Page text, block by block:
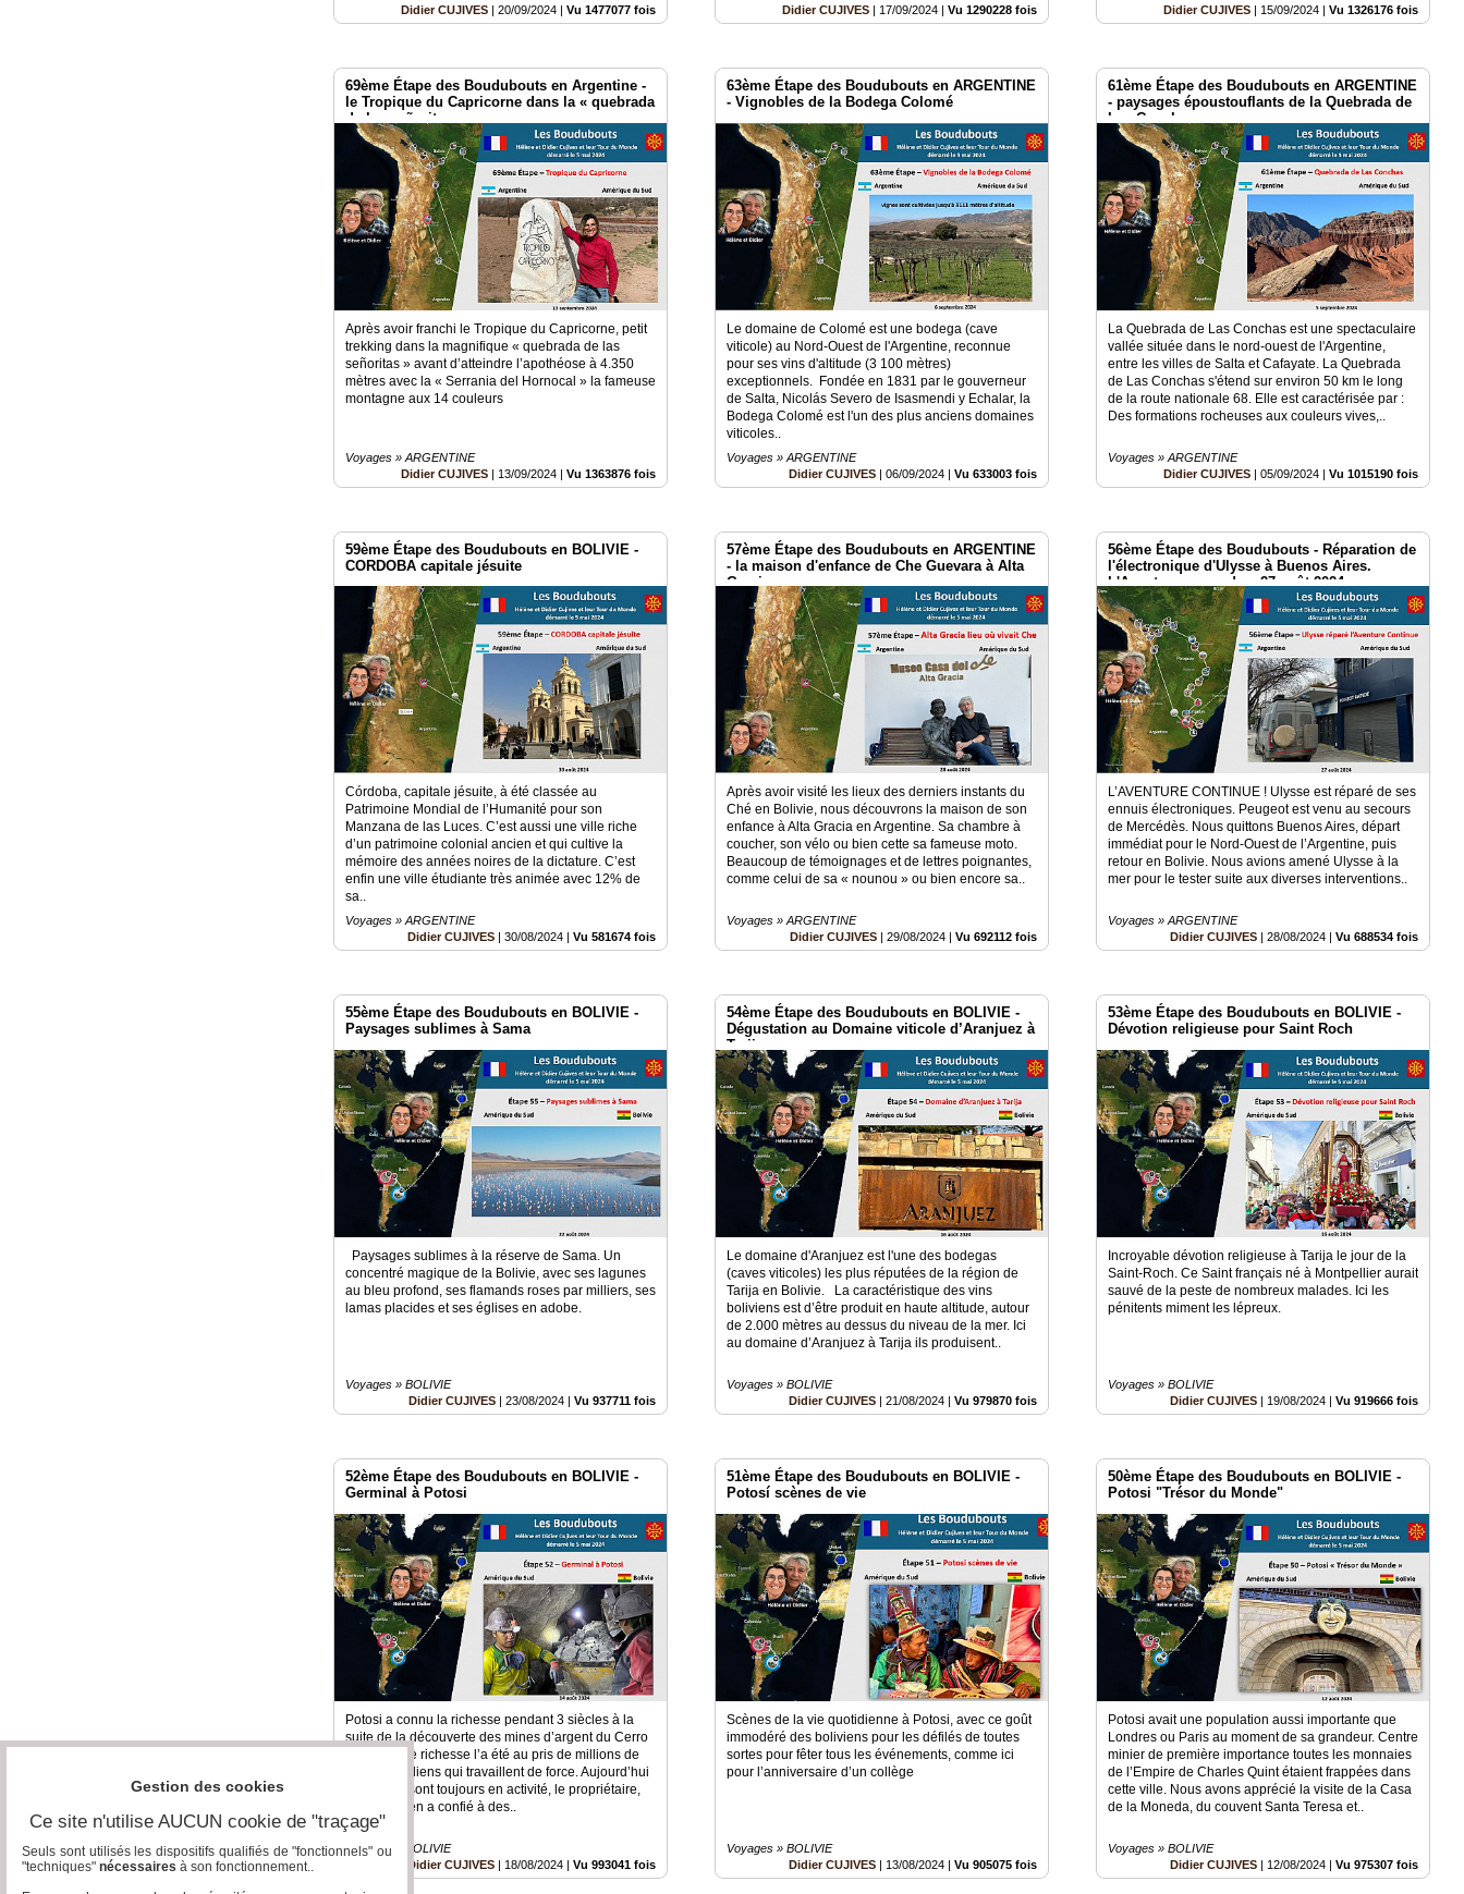
Didier CUJIVES |20/09/2024 |Vu 1477077 fois
Didier CUJIVES
17/09/2024 |Vu 1290228 fois
Didier CUJIVES
15/09/2024 |Vu 1326176 fois
69ème Étape des Boudubouts en Argentine -
le Tropique du Capricorne dans la « quebrada
de las señoritas »
Après avoir franchi le Tropique du Capricorne, petit
trekking dans la magnifique « quebrada de las
señoritas » avant d’atteindre l’apothéose à 4.350
mètres avec la « Serrania del Hornocal » la fameuse
montagne aux 14 couleurs
Voyages » ARGENTINE
Didier CUJIVES | 13/09/2024 |Vu 1363876 fois
63ème Étape des Boudubouts en ARGENTINE
- Vignobles de la Bodega Colomé
Le domaine de Colomé est une bodega (cave
viticole) au Nord-Ouest de l'Argentine, reconnue
pour ses vins d'altitude (3 100 mètres)
exceptionnels. Fondée en 1831 par le gouverneur
de Salta, Nicolás Severo de Isasmendi y Echalar, la
Bodega Colomé est l'un des plus anciens domaines
viticoles..
Voyages » ARGENTINE
Didier CUJIVES |06/09/2024 |Vu 633003 fois
61ème Étape des Boudubouts en ARGENTINE
- paysages époustouflants de la Quebrada de
Las Conchas
La Quebrada de Las Conchas est une spectaculaire
vallée située dans le nord-ouest de l'Argentine,
entre les villes de Salta et Cafayate. La Quebrada
de Las Conchas s'étend sur environ 50 km le long
de la route nationale 68. Elle est caractérisée par :
Des formations rocheuses aux couleurs vives,..
Voyages » ARGENTINE
Didier CUJIVES |05/09/2024 |Vu 1015190 fois
59ème Étape des Boudubouts en BOLIVIE -
CORDOBA capitale jésuite
Córdoba, capitale jésuite, à été classée au
Patrimoine Mondial de l’Humanité pour son
Manzana de las Luces. C’est aussi une ville riche
d’un patrimoine colonial ancien et qui cultive la
mémoire des années noires de la dictature. C’est
enfin une ville étudiante très animée avec 12% de
sa..
Voyages » ARGENTINE
Didier CUJIVES |30/08/2024 |Vu 581674 fois
57ème Étape des Boudubouts en ARGENTINE
- la maison d'enfance de Che Guevara à Alta
Gracia
Après avoir visité les lieux des derniers instants du
Ché en Bolivie, nous découvrons la maison de son
enfance à Alta Gracia en Argentine. Sa chambre à
coucher, son vélo ou bien cette sa fameuse moto.
Beaucoup de témoignages et de lettres poignantes,
comme celui de sa « nounou » ou bien encore sa..
Voyages » ARGENTINE
Didier CUJIVES |29/08/2024 |Vu 692112 fois
56ème Étape des Boudubouts - Réparation de
l'électronique d'Ulysse à Buenos Aires.
L'Aventure reprend ce 27 août 2024
L’AVENTURE CONTINUE ! Ulysse est réparé de ses
ennuis électroniques. Peugeot est venu au secours
de Mercédès. Nous quittons Buenos Aires, départ
immédiat pour le Nord-Ouest de l’Argentine, puis
retour en Bolivie. Nous avions amené Ulysse à la
mer pour le tester suite aux diverses interventions..
Voyages » ARGENTINE
Didier CUJIVES |28/08/2024 |Vu 688534 fois
55ème Étape des Boudubouts en BOLIVIE -
Paysages sublimes à Sama
Paysages sublimes à la réserve de Sama. Un
concentré magique de la Bolivie, avec ses lagunes
au bleu profond, ses flamands roses par milliers, ses
lamas placides et ses églises en adobe.
Voyages » BOLIVIE
Didier CUJIVES |23/08/2024 |Vu 937711 fois
54ème Étape des Boudubouts en BOLIVIE -
Dégustation au Domaine viticole d’Aranjuez à
Tarija
Le domaine d'Aranjuez est l'une des bodegas
(caves viticoles) les plus réputées de la région de
Tarija en Bolivie. La caractéristique des vins
boliviens est d’être produit en haute altitude, autour
de 2.000 mètres au dessus du niveau de la mer. Ici
au domaine d’Aranjuez à Tarija ils produisent..
Voyages » BOLIVIE
Didier CUJIVES |21/08/2024 |Vu 979870 fois
53ème Étape des Boudubouts en BOLIVIE -
Dévotion religieuse pour Saint Roch
Incroyable dévotion religieuse à Tarija le jour de la
Saint-Roch. Ce Saint français né à Montpellier aurait
sauvé de la peste de nombreux malades. Ici les
pénitents miment les lépreux.
Voyages » BOLIVIE
Didier CUJIVES | 19/08/2024 |Vu 919666 fois
52ème Étape des Boudubouts en BOLIVIE -
Germinal à Potosi
Potosi a connu la richesse pendant 3 siècles à la
suite de la découverte des mines d’argent du Cerro
Rico. Cette richesse l’a été au pris de millions de
vies des indiens qui travaillent de force. Aujourd’hui
ces mines sont toujours en activité, le propriétaire,
l’état bolivien a confié à des..
Voyages » BOLIVIE
Didier CUJIVES | 18/08/2024 |Vu 993041 fois
51ème Étape des Boudubouts en BOLIVIE -
Potosí scènes de vie
Scènes de la vie quotidienne à Potosi, avec ce goût
immodéré des boliviens pour les défilés de toutes
sortes pour fêter tous les événements, comme ici
pour l’anniversaire d’un collège
Voyages » BOLIVIE
Didier CUJIVES | 13/08/2024 |Vu 905075 fois
50ème Étape des Boudubouts en BOLIVIE -
Potosi "Trésor du Monde"
Potosi avait une population aussi importante que
Londres ou Paris au moment de sa grandeur. Centre
minier de première importance toutes les monnaies
de l’Empire de Charles Quint étaient frappées dans
cette ville. Nous avons apprécié la visite de la Casa
de la Moneda, du couvent Santa Teresa et..
Voyages » BOLIVIE
Didier CUJIVES | 12/08/2024 |Vu 975307 fois
Gestion des cookies
Ce site n'utilise AUCUN cookie de "traçage"
Seuls sont utilisés les dispositifs qualifiés de "fonctionnels" ou
"techniques" nécessaires à son fonctionnement..